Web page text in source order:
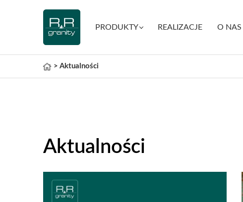
PRODUKTY REALIZACJE O NAS
> Aktualności
Aktualności